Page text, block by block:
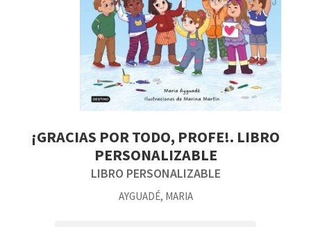
¡GRACIAS POR TODO, PROFE!. LIBRO
PERSONALIZABLE
LIBRO PERSONALIZABLE
AYGUADÉ, MARIA